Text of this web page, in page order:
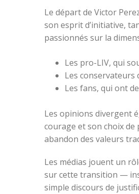
Le départ de Victor
son esprit d’initiative,
passionnés sur la
Les pro-LIV, qui
Les
Les fans, qui ont
Les opinions divergent
courage et son choix de
abandon des valeurs
Les médias jouent un
sur cette transition —
simple discours de